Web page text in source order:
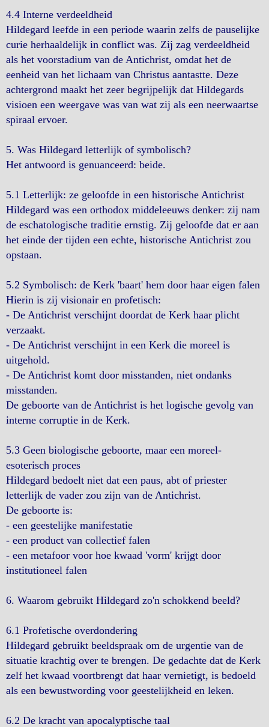
4.4 Interne verdeeldheid
Hildegard leefde in een periode waarin zelfs de pauselijke
curie herhaaldelijk in conflict was. Zij zag verdeeldheid
als het voorstadium van de Antichrist, omdat het de
eenheid van het lichaam van Christus aantastte. Deze
achtergrond maakt het zeer begrijpelijk dat Hildegards
visioen een weergave was van wat zij als een neerwaartse
spiraal ervoer.
5. Was Hildegard letterlijk of symbolisch?
Het antwoord is genuanceerd: beide.
5.1 Letterlijk: ze geloofde in een historische Antichrist
Hildegard was een orthodox middeleeuws denker: zij nam
de eschatologische traditie ernstig. Zij geloofde dat er aan
het einde der tijden een echte, historische Antichrist zou
opstaan.
5.2 Symbolisch: de Kerk 'baart' hem door haar eigen falen
Hierin is zij visionair en profetisch:
- De Antichrist verschijnt doordat de Kerk haar plicht
verzaakt.
- De Antichrist verschijnt in een Kerk die moreel is
uitgehold.
- De Antichrist komt door misstanden, niet ondanks
misstanden.
De geboorte van de Antichrist is het logische gevolg van
interne corruptie in de Kerk.
5.3 Geen biologische geboorte, maar een moreel-
esoterisch proces
Hildegard bedoelt niet dat een paus, abt of priester
letterlijk de vader zou zijn van de Antichrist.
De geboorte is:
- een geestelijke manifestatie
- een product van collectief falen
- een metafoor voor hoe kwaad 'vorm' krijgt door
institutioneel falen
6. Waarom gebruikt Hildegard zo'n schokkend beeld?
6.1 Profetische overdondering
Hildegard gebruikt beeldspraak om de urgentie van de
situatie krachtig over te brengen. De gedachte dat de Kerk
zelf het kwaad voortbrengt dat haar vernietigt, is bedoeld
als een bewustwording voor geestelijkheid en leken.
6.2 De kracht van apocalyptische taal